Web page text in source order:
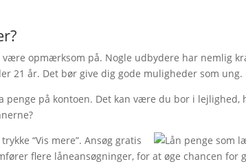
opmærksom på. Nogle udbydere har nemlig
21 år. Det bør give dig gode muligheder som ung.
på kontoen. Det kan være du bor i lejlighed,
“Vis mere”. Ansøg gratis
flere låneansøgninger, for at øge chancen for